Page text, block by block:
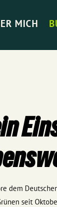
MICH
dem
seit